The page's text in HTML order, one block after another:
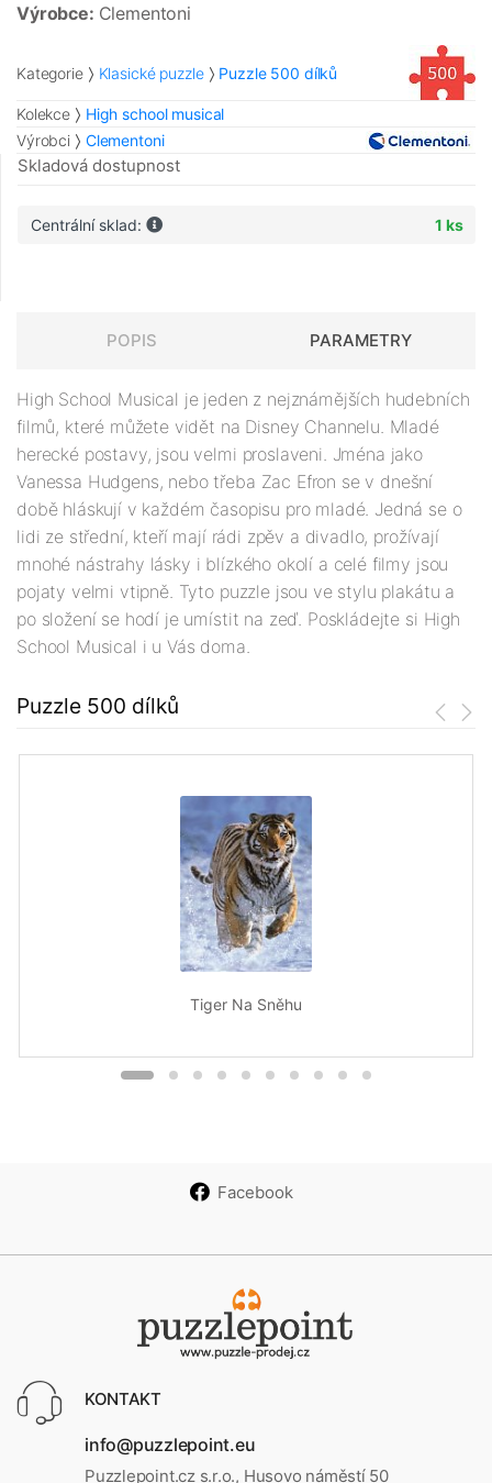
Výrobce: Clementoni
Kategorie Klasické puzzle Puzzle 500 dílků
Kolekce
High school musical
Výrobci
Clementoni
Skladová dostupnost
Centrální sklad: 1 ks
POPIS PARAMETRY
High School Musical je jeden z nejznámějších hudebních
filmů, které můžete vidět na Disney Channelu. Mladé
herecké postavy, jsou velmi proslaveni. Jména jako
Vanessa Hudgens, nebo třeba Zac Efron se v dnešní
době hláskují v každém časopisu pro mladé. Jedná se o
lidi ze střední, kteří mají rádi zpěv a divadlo, prožívají
mnohé nástrahy lásky i blízkého okolí a celé filmy jsou
pojaty velmi vtipně. Tyto puzzle jsou ve stylu plakátu a
po složení se hodí je umístit na zeď. Poskládejte si High
School Musical i u Vás doma.
Puzzle 500 dílků
Tiger Na Sněhu
Facebook
KONTAKT
info@puzzlepoint.eu
Puzzlepoint.cz s.r.o., Husovo náměstí 50